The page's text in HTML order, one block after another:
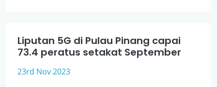
Liputan 5G di Pulau Pinang capai
73.4 peratus setakat September
23rd Nov 2023